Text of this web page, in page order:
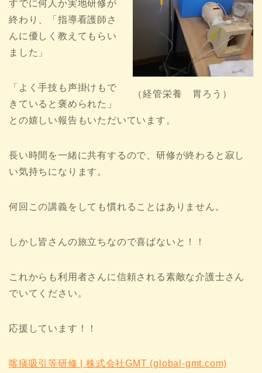
（経管栄養 胃ろう）
すでに何人か実地研修が
終わり、「指導看護師さ
んに優しく教えてもらい
ました」
「よく手技も声掛けもで
きていると褒められた」
との嬉しい報告もいただいています。
長い時間を一緒に共有するので、研修が終わると寂し
い気持ちになります。
何回この講義をしても慣れることはありません。
しかし皆さんの旅立ちなので喜ばないと！！
これからも利用者さんに信頼される素敵な介護士さん
でいてください。
応援しています！！
喀痰吸引等研修 | 株式会社GMT (global-gmt.com)